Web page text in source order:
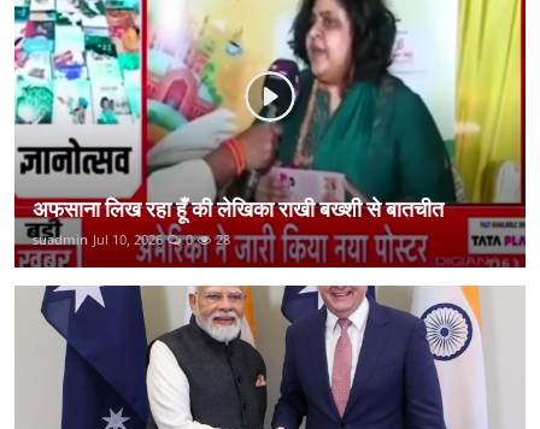
कानून
राजनीति
वीडियो
अफसाना लिख रहा हूँ की लेखिका राखी बख्शी से बातचीत
suadmin Jul 10, 2026 0 28